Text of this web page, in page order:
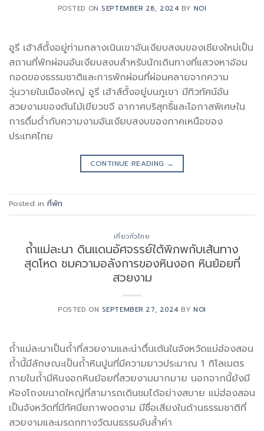
POSTED ONSEPTEMBER 28, 2024 BY NOI
อูรี เฮ้าส์ตั้งอยู่ท่ามกลางเนินเขาอันเงียบสงบของเชียงใหม่เป็น
สถานที่พักผ่อนอันเงียบสงบสำหรับนักเดินทางที่แสวงหาอ้อม
กอดของธรรมชาติและการพักผ่อนที่ผ่อนคลายจากความ
วุ่นวายในเมืองใหญ่ อูรี เฮ้าส์ตั้งอยู่บนภูเขา มีทิวทัศน์อัน
สวยงามของต้นไม้เขียวขจี อากาศบริสุทธิ์และโอกาสพิเศษใน
การดื่มด่ำกับความงามอันเงียบสงบของภาคเหนือของ
ประเทศไทย
CONTINUE READING →
Posted in ที่พัก
เที่ยวทั่วไทย
ถ้ำแม่ละนา ดินแดนอัศจรรย์ใต้พิภพกับเส้นทาง
สุดโหด ชมความอลังการของหินงอก หินย้อยที่
สวยงาม
POSTED ON SEPTEMBER 27, 2024 BYNOI
ถ้ำแม่ละนาเป็นถ้ำที่สวยงามและน่าตื่นเต้นในจังหวัดแม่ฮ่องสอน
ถ้ำนี้มีลักษณะเป็นถ้ำหินปูนที่มีความยาวประมาณ 1 กิโลเมตร
ภายในถ้ำมีหินงอกหินย้อยที่สวยงามมากมาย นอกจากนี้ยังมี
ห้องโถงขนาดใหญ่ที่สามารถเดินชมได้อย่างสบาย แม่ฮ่องสอน
เป็นจังหวัดที่มีทัศนียภาพงดงาม มีชื่อเสียงในด้านธรรมชาติที่
สวยงามและมรดกทางวัฒนธรรมอันล้ำค่า